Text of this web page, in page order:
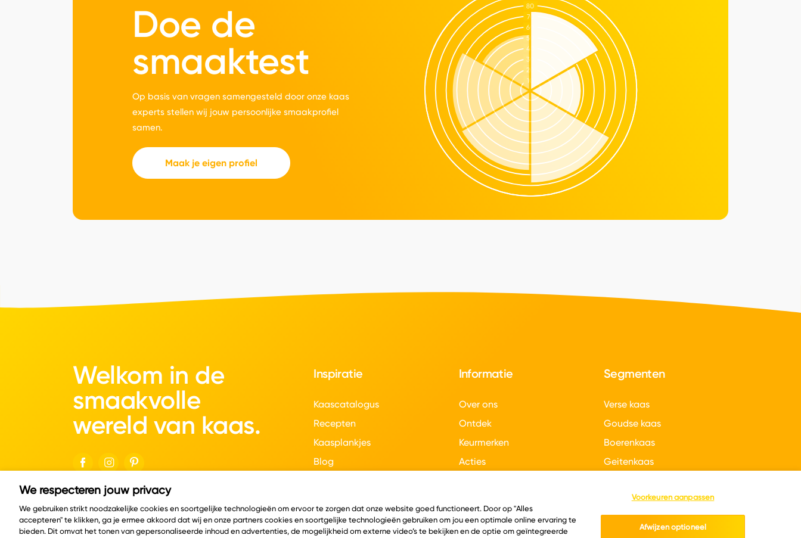
Doe de
smaaktest
Op basis van vragen samengesteld door onze kaas
experts stellen wij jouw persoonlijke smaakprofiel
samen.
Maak je eigen profiel
Welkom in de
smaakvolle
wereld van kaas.
© Copyright 2026 Velder
Inspiratie
Kaascatalogus
Recepten
Kaasplankjes
Blog
Informatie
Over ons
Ontdek
Keurmerken
Acties
Segmenten
Verse kaas
Goudse kaas
Boerenkaas
Geitenkaas
We respecteren jouw privacy
We gebruiken strikt noodzakelijke cookies en soortgelijke technologieën om ervoor te zorgen dat onze website goed functioneert. Door op "Alles
accepteren" te klikken, ga je ermee akkoord dat wij en onze partners cookies en soortgelijke technologieën gebruiken om jou een optimale online ervaring te
bieden. Dit omvat het tonen van gepersonaliseerde inhoud en advertenties, de mogelijkheid om externe video’s te bekijken en de optie om geïntegreerde
Voorkeuren aanpassen
Afwijzen optioneel